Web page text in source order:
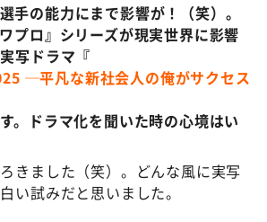
の能力にまで影響が！（笑）。
プロ』シリーズが現実世界に影響
写ドラマ『
─平凡な新社会人の俺がサクセス
。ドラマ化を聞いた時の心境はい
きました（笑）。どんな風に実写
い試みだと思いました。